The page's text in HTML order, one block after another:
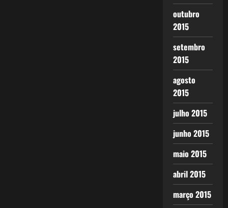
outubro
2015
setembro
2015
agosto
2015
julho 2015
junho 2015
maio 2015
abril 2015
março 2015